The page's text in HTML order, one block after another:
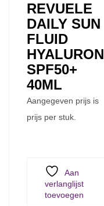
REVUELE
DAILY SUN
FLUID
HYALURON
SPF50+
40ML
Aangegeven prijs is
prijs per stuk.
Aan
verlanglijst
toevoegen